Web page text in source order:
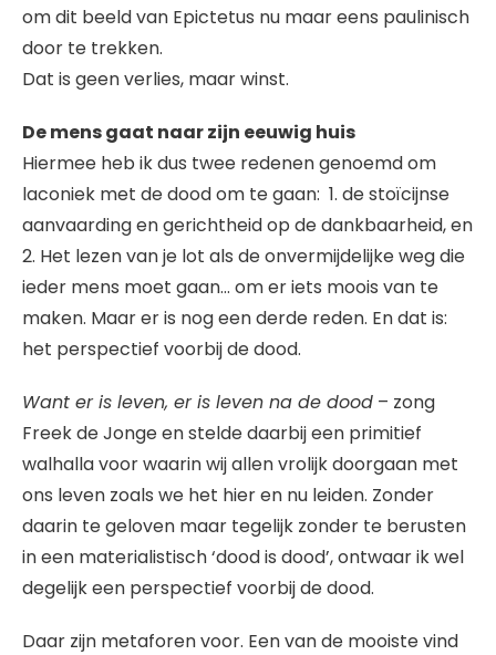
om dit beeld van Epictetus nu maar eens paulinisch
door te trekken.
Dat is geen verlies, maar winst.
De mens gaat naar zijn eeuwig huis
Hiermee heb ik dus twee redenen genoemd om
laconiek met de dood om te gaan: 1. de stoïcijnse
aanvaarding en gerichtheid op de dankbaarheid, en
2. Het lezen van je lot als de onvermijdelijke weg die
ieder mens moet gaan… om er iets moois van te
maken. Maar er is nog een derde reden. En dat is:
het perspectief voorbij de dood.
Want er is leven, er is leven na de dood – zong
Freek de Jonge en stelde daarbij een primitief
walhalla voor waarin wij allen vrolijk doorgaan met
ons leven zoals we het hier en nu leiden. Zonder
daarin te geloven maar tegelijk zonder te berusten
in een materialistisch ‘dood is dood’, ontwaar ik wel
degelijk een perspectief voorbij de dood.
Daar zijn metaforen voor. Een van de mooiste vind